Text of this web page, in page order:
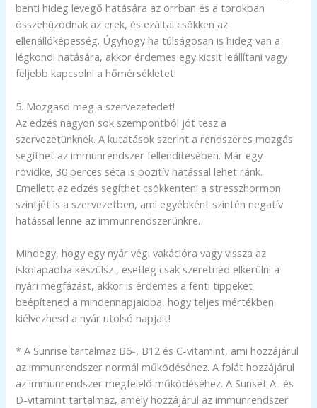
benti hideg levegő hatására az orrban és a torokban
összehúzódnak az erek, és ezáltal csökken az
ellenállóképesség. Úgyhogy ha túlságosan is hideg van a
légkondi hatására, akkor érdemes egy kicsit leállítani vagy
feljebb kapcsolni a hőmérsékletet!
5. Mozgasd meg a szervezetedet!
Az edzés nagyon sok szempontból jót tesz a
szervezetünknek. A kutatások szerint a rendszeres mozgás
segíthet az immunrendszer fellendítésében. Már egy
rövidke, 30 perces séta is pozitív hatással lehet ránk.
Emellett az edzés segíthet csökkenteni a stresszhormon
szintjét is a szervezetben, ami egyébként szintén negatív
hatással lenne az immunrendszerünkre.
Mindegy, hogy egy nyár végi vakációra vagy vissza az
iskolapadba készülsz , esetleg csak szeretnéd elkerülni a
nyári megfázást, akkor is érdemes a fenti tippeket
beépítened a mindennapjaidba, hogy teljes mértékben
kiélvezhesd a nyár utolsó napjait!
* A Sunrise tartalmaz B6-, B12 és C-vitamint, ami hozzájárul
az immunrendszer normál működéséhez. A folát hozzájárul
az immunrendszer megfelelő működéséhez. A Sunset A- és
D-vitamint tartalmaz, amely hozzájárul az immunrendszer